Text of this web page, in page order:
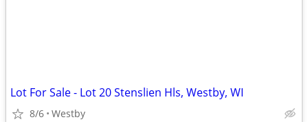
Lot For Sale - Lot 20 Stenslien Hls, Westby, WI
8/6 Westby